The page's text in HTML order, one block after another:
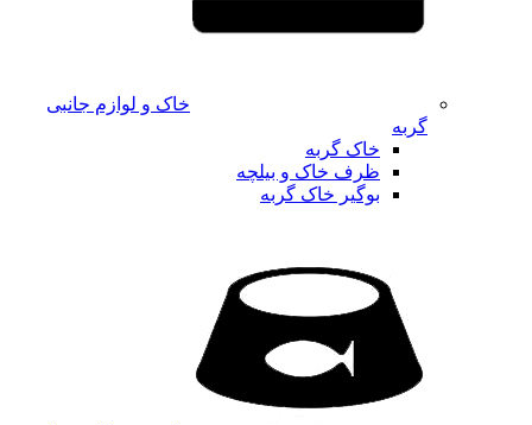
خاک و لوازم جانبی
گربه
خاک گربه
ظرف خاک و بیلچه
بوگیر خاک گربه